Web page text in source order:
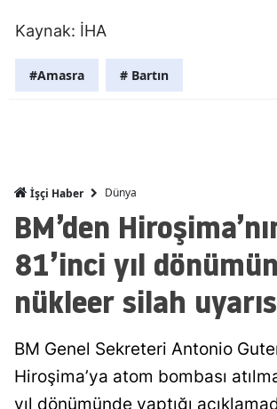
Kaynak: İHA
#Amasra # Bartın
İşçi Haber Dünya
BM’den
81’inci yıl
nükleer silah
BM Genel Sekreteri Antonio
Hiroşima’ya atom bombası
yıl dönümünde yaptığı